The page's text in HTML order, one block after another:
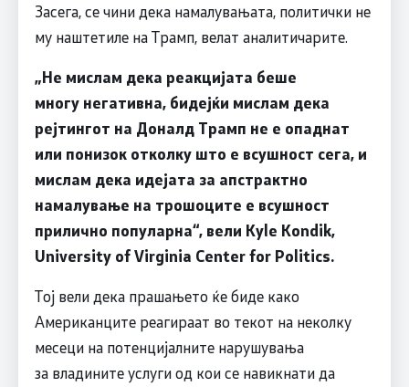
Засега, се чини дека намалувањата, политички не
му наштетиле на Трамп, велат аналитичарите.
„Не мислам дека реакцијата беше
многу негативна, бидејќи мислам дека
рејтингот на Доналд Трамп не е опаднат
или понизок отколку што е всушност сега, и
мислам дека идејата за апстрактно
намалување на трошоците е всушност
прилично популарна“, вели Kyle Kondik,
University of Virginia Center for Politics.
Тој вели дека прашањето ќе биде како
Американците реагираат во текот на неколку
месеци на потенцијалните нарушувања
за владините услуги од кои се навикнати да